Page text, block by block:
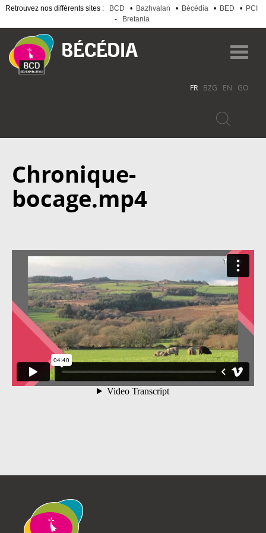
Retrouvez nos différents sites : BCD • Bazhvalan • Bécédia • BED •
PCI
-
Bretania
au
contenu
principal
FR BZG EN GO
Chronique-
bocage.mp4